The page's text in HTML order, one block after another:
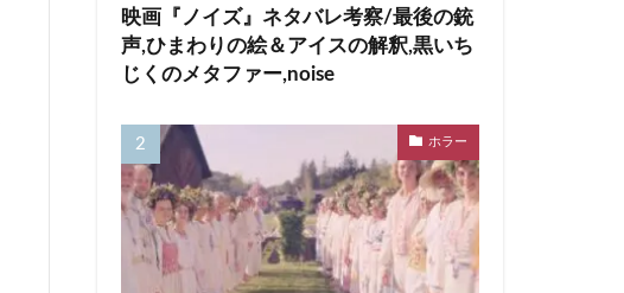
映画『ノイズ』ネタバレ考察/最後の銃
声,ひまわりの絵＆アイスの解釈,黒いち
じくのメタファー,noise
ホラー